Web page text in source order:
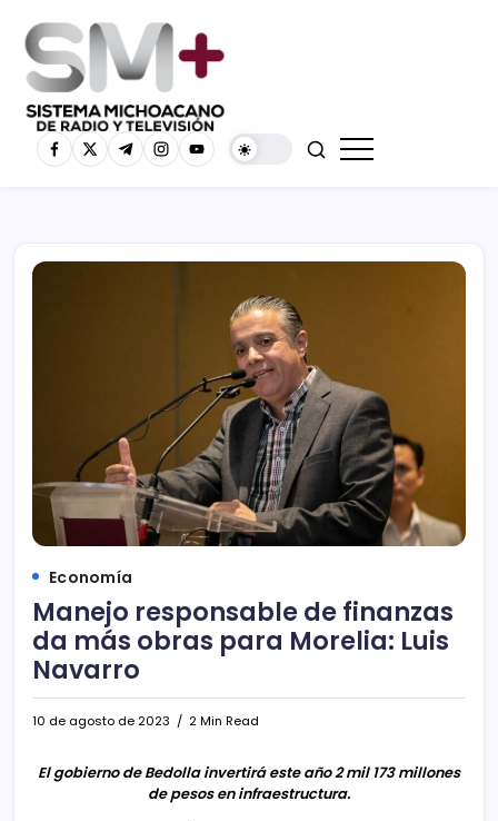
Economía
Manejo responsable de finanzas
da más obras para Morelia: Luis
Navarro
10 de agosto de 2023 2 Min Read
El gobierno de Bedolla invertirá este año 2 mil 173 millones
de pesos en infraestructura.